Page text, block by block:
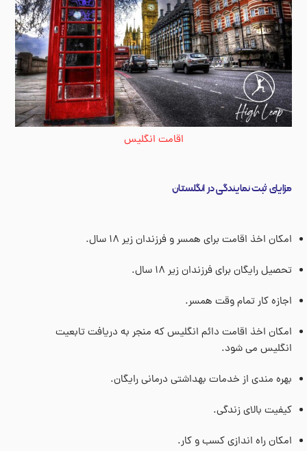
اقامت انگلیس
مزایای ثبت نمایندگی در انگلستان
امکان اخذ اقامت برای همسر و فرزندان زیر ۱۸ سال.
تحصیل رایگان برای فرزندان زیر ۱۸ سال.
اجازه کار تمام وقت همسر.
امکان اخذ اقامت دائم انگلیس که منجر به دریافت تابعیت
انگلیس می شود.
بهره مندی از خدمات بهداشتی درمانی رایگان.
کیفیت بالای زندگی.
امکان راه اندازی کسب و کار.